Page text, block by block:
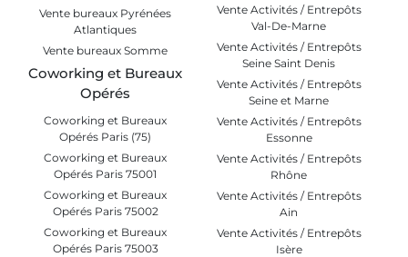
Vente bureaux Pyrénées
Atlantiques
Vente bureaux Somme
Coworking et Bureaux
Opérés
Coworking et Bureaux
Opérés Paris (75)
Coworking et Bureaux
Opérés Paris 75001
Coworking et Bureaux
Opérés Paris 75002
Coworking et Bureaux
Opérés Paris 75003
Vente Activités / Entrepôts
Val-De-Marne
Vente Activités / Entrepôts
Seine Saint Denis
Vente Activités / Entrepôts
Seine et Marne
Vente Activités / Entrepôts
Essonne
Vente Activités / Entrepôts
Rhône
Vente Activités / Entrepôts
Ain
Vente Activités / Entrepôts
Isère